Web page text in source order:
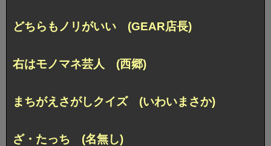
どちらもノリがいい (GEAR店長)
右はモノマネ芸人 (西郷)
まちがえさがしクイズ (いわいまさか)
ざ・たっち (名無し)